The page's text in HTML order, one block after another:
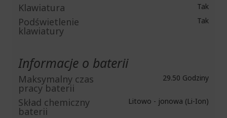
Klawiatura Tak
Podświetlenie
klawiatury
Tak
Informacje o baterii
Maksymalny czas
pracy baterii
29.50 Godziny
Skład chemiczny
baterii
Litowo - jonowa (Li-Ion)